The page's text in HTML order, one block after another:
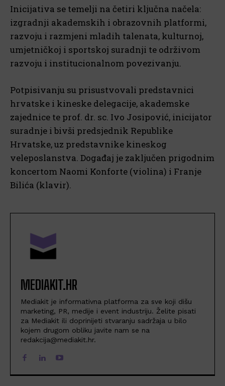
Inicijativa se temelji na četiri ključna načela:
izgradnji akademskih i obrazovnih platformi,
razvoju i razmjeni mladih talenata, kulturnoj,
umjetničkoj i sportskoj suradnji te održivom
razvoju i institucionalnom povezivanju.
Potpisivanju su prisustvovali predstavnici
hrvatske i kineske delegacije, akademske
zajednice te prof. dr. sc. Ivo Josipović, inicijator
suradnje i bivši predsjednik Republike
Hrvatske, uz predstavnike kineskog
veleposlanstva. Događaj je zaključen prigodnim
koncertom Naomi Konforte (violina) i Franje
Bilića (klavir).
MEDIAKIT.HR
Mediakit je informativna platforma za sve koji dišu
marketing, PR, medije i event industriju. Želite pisati
za Mediakit ili doprinijeti stvaranju sadržaja u bilo
kojem drugom obliku javite nam se na
redakcija@mediakit.hr.